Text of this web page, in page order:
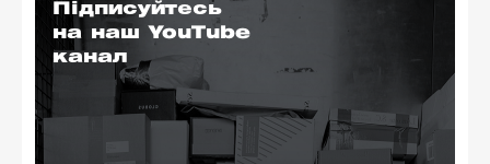
Підписуйтесь
на наш YouTube
канал